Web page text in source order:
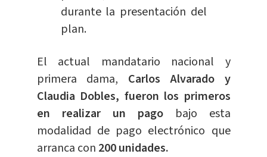
durante la presentación del
plan.
El actual mandatario nacional y
primera dama, Carlos Alvarado y
Claudia Dobles, fueron los primeros
en realizar un pago bajo esta
modalidad de pago electrónico que
arranca con 200 unidades.